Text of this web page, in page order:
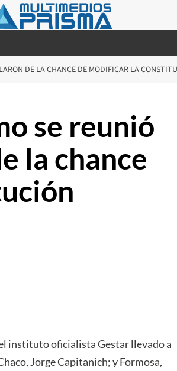
DE LA CHANCE DE MODIFICAR LA
se reunió
la chance
instituto oficialista Gestar llevado a
Jorge Capitanich; y Formosa,